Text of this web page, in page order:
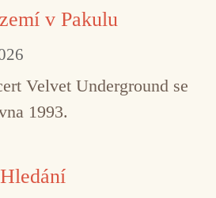
Petr Bakla Petr Ferenc
Durand
v Pakulu
Velvet Underground se
1993.